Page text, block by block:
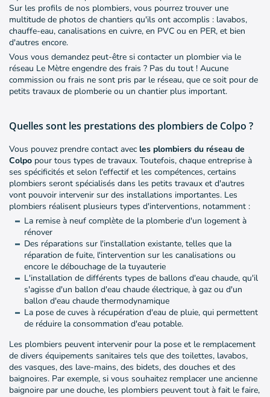
Sur les profils de nos plombiers, vous pourrez trouver une
multitude de photos de chantiers qu'ils ont accomplis : lavabos,
chauffe-eau, canalisations en cuivre, en PVC ou en PER, et bien
d'autres encore.
Vous vous demandez peut-être si contacter un plombier via le
réseau Le Mètre engendre des frais ? Pas du tout ! Aucune
commission ou frais ne sont pris par le réseau, que ce soit pour de
petits travaux de plomberie ou un chantier plus important.
Quelles sont les prestations des plombiers de Colpo ?
Vous pouvez prendre contact avec les plombiers du réseau de
Colpo pour tous types de travaux. Toutefois, chaque entreprise à
ses spécificités et selon l'effectif et les compétences, certains
plombiers seront spécialisés dans les petits travaux et d'autres
vont pouvoir intervenir sur des installations importantes. Les
plombiers réalisent plusieurs types d'interventions, notamment :
La remise à neuf complète de la plomberie d'un logement à
rénover
Des réparations sur l'installation existante, telles que la
réparation de fuite, l'intervention sur les canalisations ou
encore le débouchage de la tuyauterie
L'installation de différents types de ballons d'eau chaude, qu'il
s'agisse d'un ballon d'eau chaude électrique, à gaz ou d'un
ballon d'eau chaude thermodynamique
La pose de cuves à récupération d'eau de pluie, qui permettent
de réduire la consommation d'eau potable.
Les plombiers peuvent intervenir pour la pose et le remplacement
de divers équipements sanitaires tels que des toilettes, lavabos,
des vasques, des lave-mains, des bidets, des douches et des
baignoires. Par exemple, si vous souhaitez remplacer une ancienne
baignoire par une douche, les plombiers peuvent tout à fait le faire,